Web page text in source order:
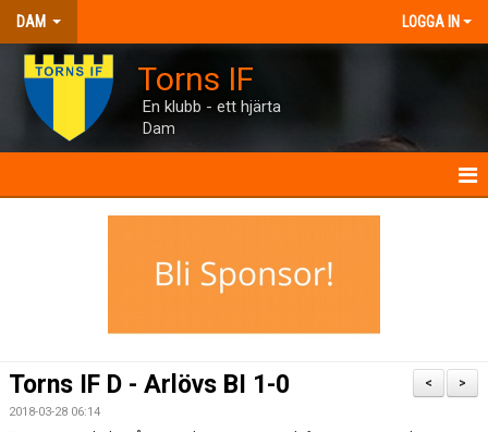
DAM LOGGA IN
Torns IF
En klubb - ett hjärta
Dam
MANUAL
>
<
Torns IF D - Arlövs BI 1-0
2018-03-28 06:14